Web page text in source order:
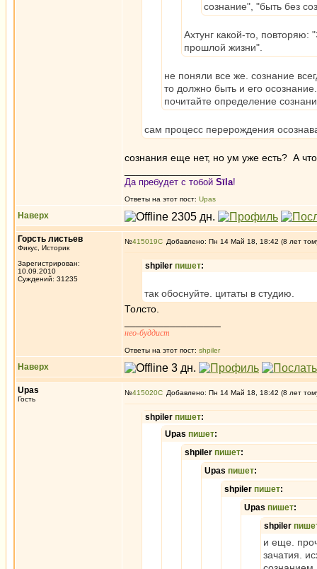
сознание", "быть без
Ахтунг какой-то, повторяю:
прошлой жизни".
не поняли все же. сознание
то должно быть и его
почитайте определение
сам процесс перерождения
сознания еще нет, но ум уже есть? А
Да пребудет с тобой Sīla!
Ответы на этот пост: Upas
Наверх
Горсть листьев
Фикус, Историк
Зарегистрирован:
10.09.2010
Суждений: 31235
№415019 Добавлено: Пн 14 Май 18, 18:42 (8 лет
shpiler пишет:
так обоснуйте. цитаты в студию.
Толсто.
нео-буддист
Ответы на этот пост: shpiler
Наверх
Upas
Гость
№415020 Добавлено: Пн 14 Май 18, 18:42 (8 лет
shpiler пишет:
Upas пишет:
shpiler пишет:
Upas пишет:
shpiler пишет:
Upas пишет:
shpiler
и еще.
зачатия.